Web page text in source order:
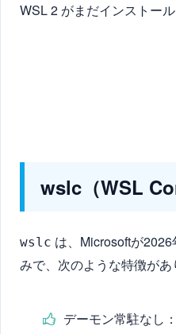
WSL 2 がまだインストー
wslc（WSL
wslc は、Microsoftが
みで、次のような特徴があ
デーモン常駐なし：